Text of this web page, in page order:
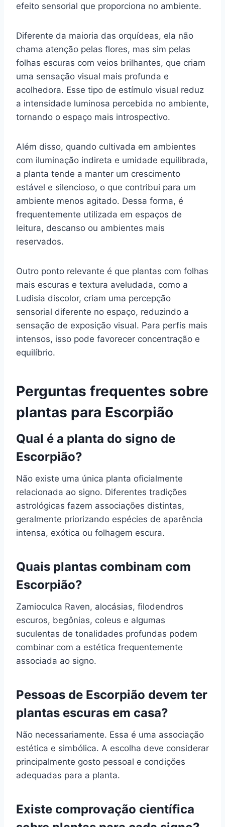
efeito sensorial que proporciona no ambiente.
Diferente da maioria das orquídeas, ela não
chama atenção pelas flores, mas sim pelas
folhas escuras com veios brilhantes, que criam
uma sensação visual mais profunda e
acolhedora. Esse tipo de estímulo visual reduz
a intensidade luminosa percebida no ambiente,
tornando o espaço mais introspectivo.
Além disso, quando cultivada em ambientes
com iluminação indireta e umidade equilibrada,
a planta tende a manter um crescimento
estável e silencioso, o que contribui para um
ambiente menos agitado. Dessa forma, é
frequentemente utilizada em espaços de
leitura, descanso ou ambientes mais
reservados.
Outro ponto relevante é que plantas com folhas
mais escuras e textura aveludada, como a
Ludisia discolor, criam uma percepção
sensorial diferente no espaço, reduzindo a
sensação de exposição visual. Para perfis mais
intensos, isso pode favorecer concentração e
equilíbrio.
Perguntas frequentes sobre
plantas para Escorpião
Qual é a planta do signo de
Escorpião?
Não existe uma única planta oficialmente
relacionada ao signo. Diferentes tradições
astrológicas fazem associações distintas,
geralmente priorizando espécies de aparência
intensa, exótica ou folhagem escura.
Quais plantas combinam com
Escorpião?
Zamioculca Raven, alocásias, filodendros
escuros, begônias, coleus e algumas
suculentas de tonalidades profundas podem
combinar com a estética frequentemente
associada ao signo.
Pessoas de Escorpião devem ter
plantas escuras em casa?
Não necessariamente. Essa é uma associação
estética e simbólica. A escolha deve considerar
principalmente gosto pessoal e condições
adequadas para a planta.
Existe comprovação científica